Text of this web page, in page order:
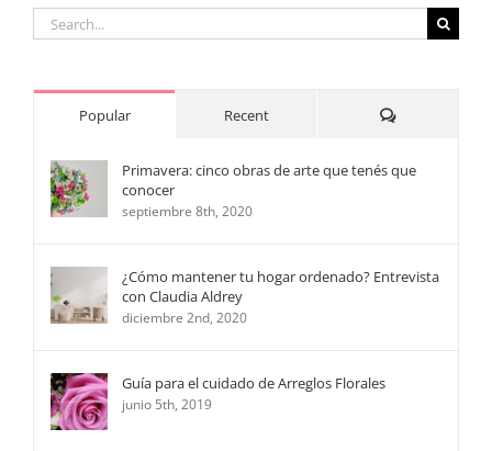
Search
for:
Popular Recent Comments
Primavera: cinco obras de arte que tenés que
conocer
septiembre 8th, 2020
¿Cómo mantener tu hogar ordenado? Entrevista
con Claudia Aldrey
diciembre 2nd, 2020
Guía para el cuidado de Arreglos Florales
junio 5th, 2019